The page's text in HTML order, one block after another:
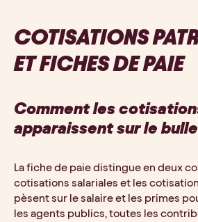
COTISATIONS
ET FICHES DE PAIE
Comment les
apparaissent sur le
La fiche de paie distingue en deux
cotisations salariales et les
pèsent sur le salaire et les primes
les agents publics, toutes les